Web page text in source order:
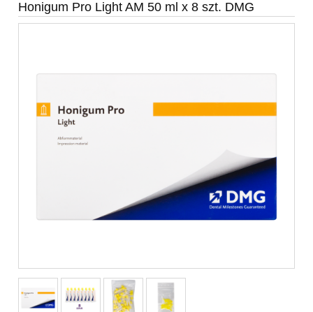
Honigum Pro Light AM 50 ml x 8 szt. DMG